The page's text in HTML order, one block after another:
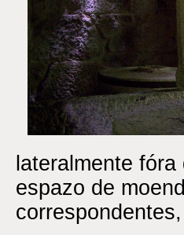
lateralmente
espazo de